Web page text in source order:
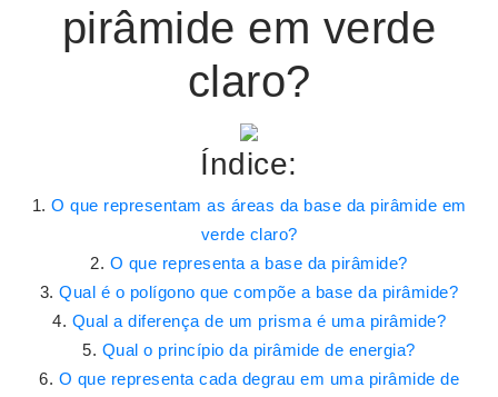
pirâmide em verde
claro?
Índice:
O que representam as áreas da base da pirâmide em
verde claro?
O que representa a base da pirâmide?
Qual é o polígono que compõe a base da pirâmide?
Qual a diferença de um prisma é uma pirâmide?
Qual o princípio da pirâmide de energia?
O que representa cada degrau em uma pirâmide de